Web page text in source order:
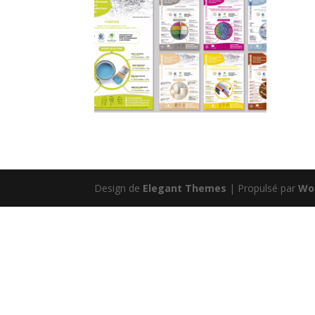
Design de Elegant Themes | Propulsé par